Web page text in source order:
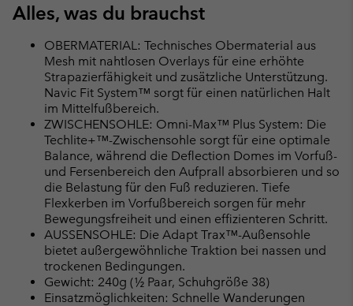
Alles, was du brauchst
OBERMATERIAL: Technisches Obermaterial aus
Mesh mit nahtlosen Overlays für eine erhöhte
Strapazierfähigkeit und zusätzliche Unterstützung.
Navic Fit System™ sorgt für einen natürlichen Halt
im Mittelfußbereich.
ZWISCHENSOHLE: Omni-Max™ Plus System: Die
Techlite+™-Zwischensohle sorgt für eine optimale
Balance, während die Deflection Domes im Vorfuß-
und Fersenbereich den Aufprall absorbieren und so
die Belastung für den Fuß reduzieren. Tiefe
Flexkerben im Vorfußbereich sorgen für mehr
Bewegungsfreiheit und einen effizienteren Schritt.
AUSSENSOHLE: Die Adapt Trax™-Außensohle
bietet außergewöhnliche Traktion bei nassen und
trockenen Bedingungen.
Gewicht: 240g (½ Paar, Schuhgröße 38)
Einsatzmöglichkeiten: Schnelle Wanderungen